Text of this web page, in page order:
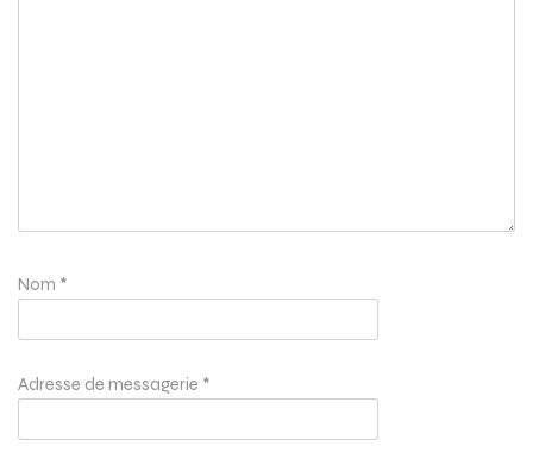
Nom *
Adresse de messagerie *